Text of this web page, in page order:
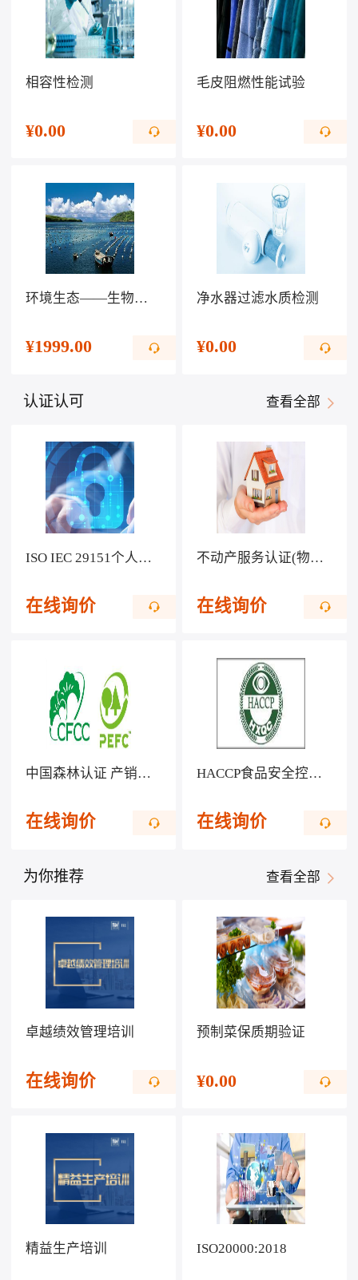
相容性检测
¥0.00
毛皮阻燃性能试验
¥0.00
环境生态——生物科技提高生活水平
¥1999.00
净水器过滤水质检测
¥0.00
认证认可 查看全部
ISO IEC 29151个人可识别信息保护管理体系认证
在线询价
不动产服务认证(物业服务)
在线询价
中国森林认证 产销监管链CFCC/COC
在线询价
HACCP食品安全控制体系认证
在线询价
为你推荐 查看全部
卓越绩效管理培训
在线询价
预制菜保质期验证
¥0.00
精益生产培训 ISO20000:2018